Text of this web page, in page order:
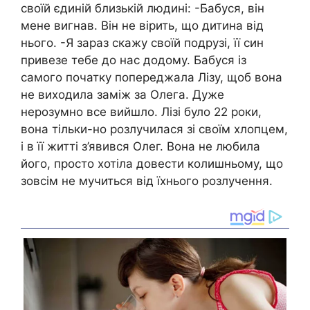
своїй єдиній близькій людині: -Бабуся, він
мене вигнав. Він не вірить, що дитина від
нього. -Я зараз скажу своїй подрузі, її син
привезе тебе до нас додому. Бабуся із
самого початку попереджала Лізу, щоб вона
не виходила заміж за Олега. Дуже
нepoзумно все вийшло. Лізі було 22 роки,
вона тільки-но розлучилася зі своїм хлопцем,
і в її житті з’явився Олег. Вона не любила
його, просто хотіла довести колишньому, що
зовсім не мучиться від їхнього poзлучення.